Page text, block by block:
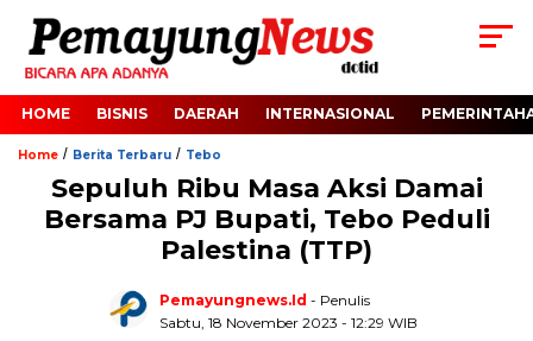
HOME BISNIS DAERAH INTERNASIONAL
Home / Berita Terbaru / Tebo
Sepuluh Ribu Masa Aksi Damai
Bersama PJ Bupati, Tebo Peduli
Palestina (TTP)
Pemayungnews.id - Penulis
Sabtu, 18 November 2023 - 12:29 WIB